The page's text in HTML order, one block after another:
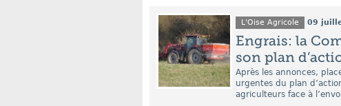
L'Oise Agricole 09
Engrais: la
son plan
Après les annonces,
urgentes du plan
agriculteurs face à